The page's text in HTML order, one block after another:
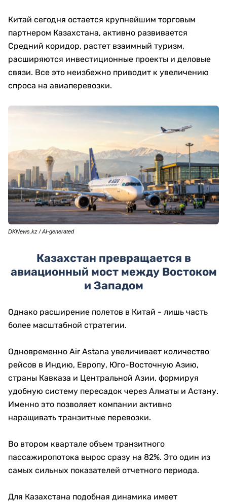
Китай сегодня остается крупнейшим торговым
партнером Казахстана, активно развивается
Средний коридор, растет взаимный туризм,
расширяются инвестиционные проекты и деловые
связи. Все это неизбежно приводит к увеличению
спроса на авиаперевозки.
DKNews.kz / AI-generated
Казахстан превращается в
авиационный мост между Востоком
и Западом
Однако расширение полетов в Китай - лишь часть
более масштабной стратегии.
Одновременно Air Astana увеличивает количество
рейсов в Индию, Европу, Юго-Восточную Азию,
страны Кавказа и Центральной Азии, формируя
удобную систему пересадок через Алматы и Астану.
Именно это позволяет компании активно
наращивать транзитные перевозки.
Во втором квартале объем транзитного
пассажиропотока вырос сразу на 82%. Это один из
самых сильных показателей отчетного периода.
Для Казахстана подобная динамика имеет